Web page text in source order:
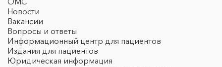
Новости
Вакансии
Вопросы и ответы
Информационный центр для пациентов
Издания для пациентов
Юридическая информация